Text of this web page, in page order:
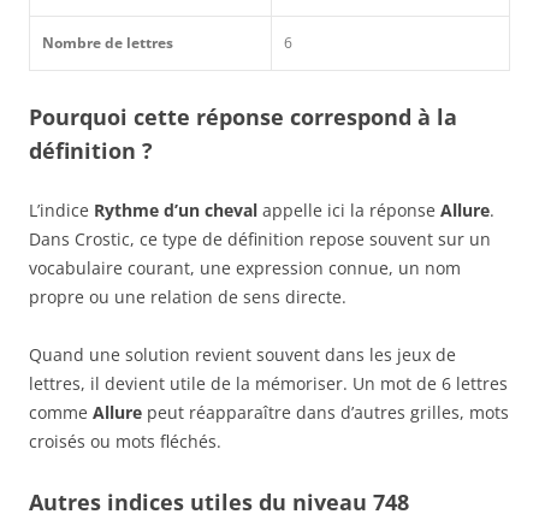
Nombre de lettres 6
Pourquoi cette réponse correspond à la
définition ?
L’indice Rythme d’un cheval appelle ici la réponse Allure.
Dans Crostic, ce type de définition repose souvent sur un
vocabulaire courant, une expression connue, un nom
propre ou une relation de sens directe.
Quand une solution revient souvent dans les jeux de
lettres, il devient utile de la mémoriser. Un mot de 6 lettres
comme Allure peut réapparaître dans d’autres grilles, mots
croisés ou mots fléchés.
Autres indices utiles du niveau 748